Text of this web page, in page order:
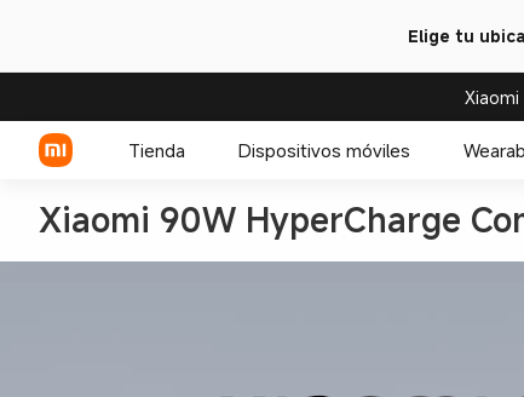
Elige tu
Xiaomi
Tienda Dispositivos móviles
Xiaomi 90W HyperCharge